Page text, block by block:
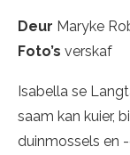
Deur Maryke
Foto’s verskaf
Isabella se
saam kan kuier,
duinmossels en